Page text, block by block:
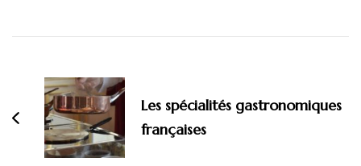
d'article
Les spécialités gastronomiques
françaises